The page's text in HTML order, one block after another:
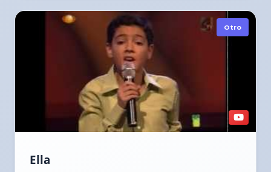
Otro
Ella